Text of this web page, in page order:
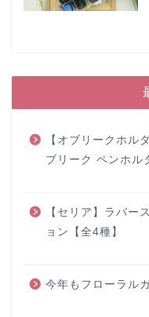
【オブリークホ
ブリーク ペンホ
【セリア】ラバー
ョン【全4種】
今年もフローラル